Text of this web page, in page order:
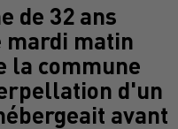
de 32 ans
mardi matin
la commune
d'un
avant